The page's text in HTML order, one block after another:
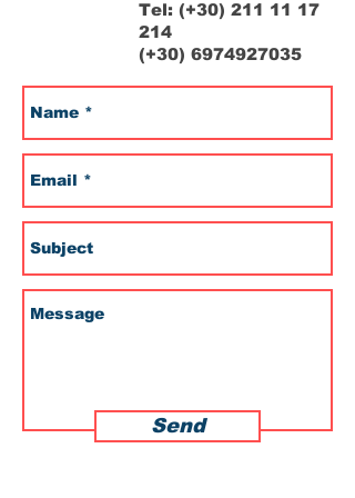
Tel: (+30) 211 11 17
214
(+30) 6974927035
Send